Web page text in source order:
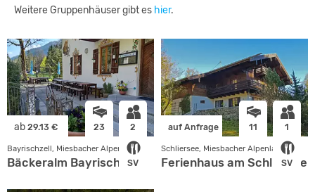
Weitere Gruppenhäuser gibt es hier.
ab 29.13 € 23 2
SV
Bayrischzell, Miesbacher Alpenland
Bäckeralm Bayrischzell
auf Anfrage 11 1
SV
Schliersee, Miesbacher Alpenland
Ferienhaus am Schliersee